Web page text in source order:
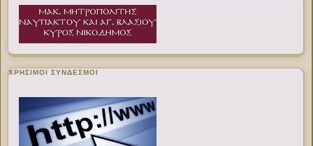
ΧΡΉΣΙΜΟΙ ΣΎΝΔΕΣΜΟΙ